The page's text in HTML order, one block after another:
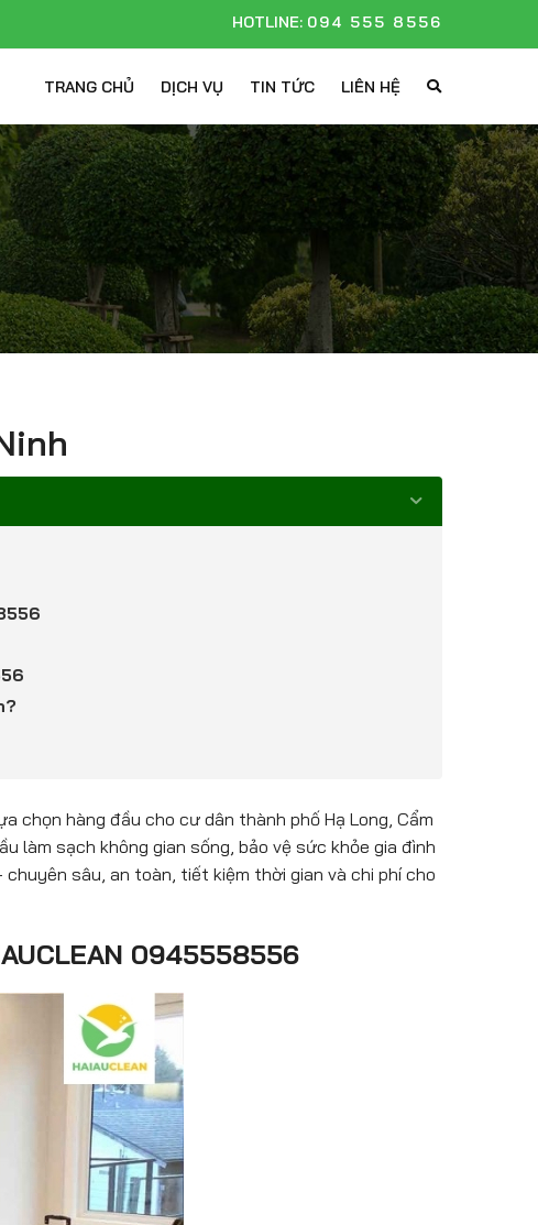
HOTLINE: 094 555 8556
TRANG CHỦ DỊCH VỤ TIN TỨC LIÊN HỆ
chọn hàng đầu cho cư dân thành phố Hạ Long, Cẩm
làm sạch không gian sống, bảo vệ sức khỏe gia đình
sâu, an toàn, tiết kiệm thời gian và chi phí cho
0945558556